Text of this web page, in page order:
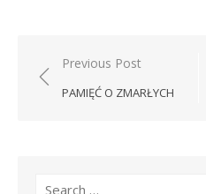
Nawigacja
wpisu
Previous Post
PAMIĘĆ O ZMARŁYCH
Search